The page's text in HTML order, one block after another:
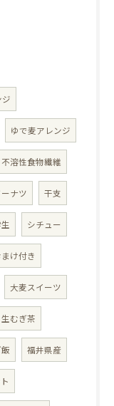
ゆで麦アレンジ
不溶性食物繊維
ナツ 干支
シチュー
け付き
大麦スイーツ
生むぎ茶
福井県産